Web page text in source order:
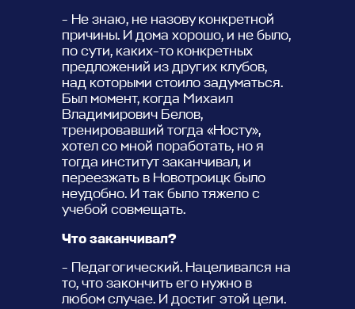
- Не знаю, не назову конкретной
причины. И дома хорошо, и не было,
по сути, каких-то конкретных
предложений из других клубов,
над которыми стоило задуматься.
Был момент, когда Михаил
Владимирович Белов,
тренировавший тогда «Носту»,
хотел со мной поработать, но я
тогда институт заканчивал, и
переезжать в Новотроицк было
неудобно. И так было тяжело с
учебой совмещать.
Что заканчивал?
- Педагогический. Нацеливался на
то, что закончить его нужно в
любом случае. И достиг этой цели.